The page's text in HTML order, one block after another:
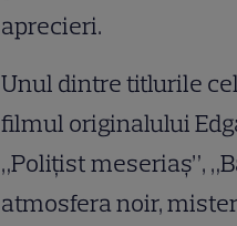
aprecieri.
Unul dintre titlurile
filmul originalului
„Polițist meseriaș”,
atmosfera noir,